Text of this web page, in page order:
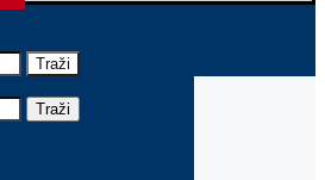
Traži
Traži